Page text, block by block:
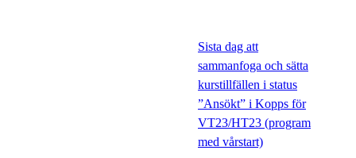
Sista dag att
sammanfoga och sätta
kurstillfällen i status
”Ansökt” i Kopps för
VT23/HT23 (program
med vårstart)